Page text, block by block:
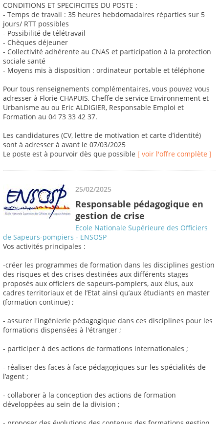
CONDITIONS ET SPECIFICITES DU POSTE :
- Temps de travail : 35 heures hebdomadaires réparties sur 5
jours/ RTT possibles
- Possibilité de télétravail
- Chèques déjeuner
- Collectivité adhérente au CNAS et participation à la protection
sociale santé
- Moyens mis à disposition : ordinateur portable et téléphone
Pour tous renseignements complémentaires, vous pouvez vous
adresser à Florie CHAPUIS, Cheffe de service Environnement et
Urbanisme au ou Eric ALDIGIER, Responsable Emploi et
Formation au 04 73 33 42 37.
Les candidatures (CV, lettre de motivation et carte d’identité)
sont à adresser à avant le 07/03/2025
Le poste est à pourvoir dès que possible [ voir l'offre complète ]
25/02/2025
Responsable pédagogique en
gestion de crise
Ecole Nationale Supérieure des Officiers
de Sapeurs-pompiers - ENSOSP
Vos activités principales :
-créer les programmes de formation dans les disciplines gestion
des risques et des crises destinées aux différents stages
proposés aux officiers de sapeurs-pompiers, aux élus, aux
cadres territoriaux et de l’Etat ainsi qu’aux étudiants en master
(formation continue) ;
- assurer l'ingénierie pédagogique dans ces disciplines pour les
formations dispensées à l'étranger ;
- participer à des actions de formations internationales ;
- réaliser des faces à face pédagogiques sur les spécialités de
l’agent ;
- collaborer à la conception des actions de formation
développées au sein de la division ;